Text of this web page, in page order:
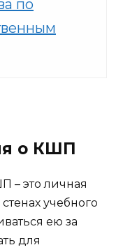
по
о КШП
– это личная
учебного
ею за
для